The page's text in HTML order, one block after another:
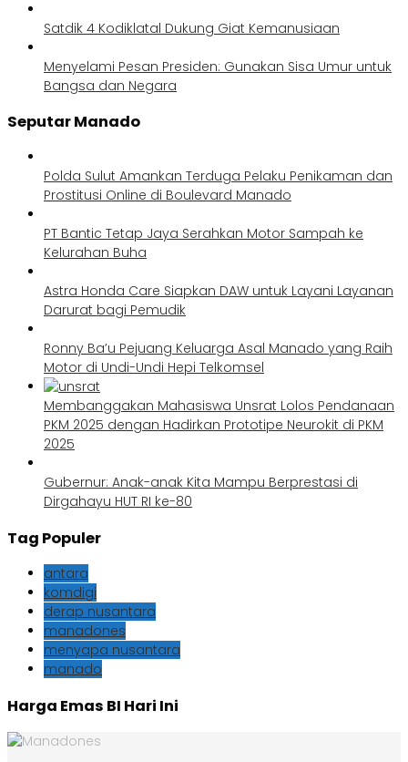
Satdik 4 Kodiklatal Dukung Giat Kemanusiaan
Menyelami Pesan Presiden: Gunakan Sisa Umur untuk
Bangsa dan Negara
Seputar Manado
Polda Sulut Amankan Terduga Pelaku Penikaman dan
Prostitusi Online di Boulevard Manado
PT Bantic Tetap Jaya Serahkan Motor Sampah ke
Kelurahan Buha
Astra Honda Care Siapkan DAW untuk Layani Layanan
Darurat bagi Pemudik
Ronny Ba’u Pejuang Keluarga Asal Manado yang Raih
Motor di Undi-Undi Hepi Telkomsel
Membanggakan Mahasiswa Unsrat Lolos Pendanaan
PKM 2025 dengan Hadirkan Prototipe Neurokit di PKM
2025
Gubernur: Anak-anak Kita Mampu Berprestasi di
Dirgahayu HUT RI ke-80
Tag Populer
antara
komdigi
derap nusantara
manadones
menyapa nusantara
manado
Harga Emas BI Hari Ini